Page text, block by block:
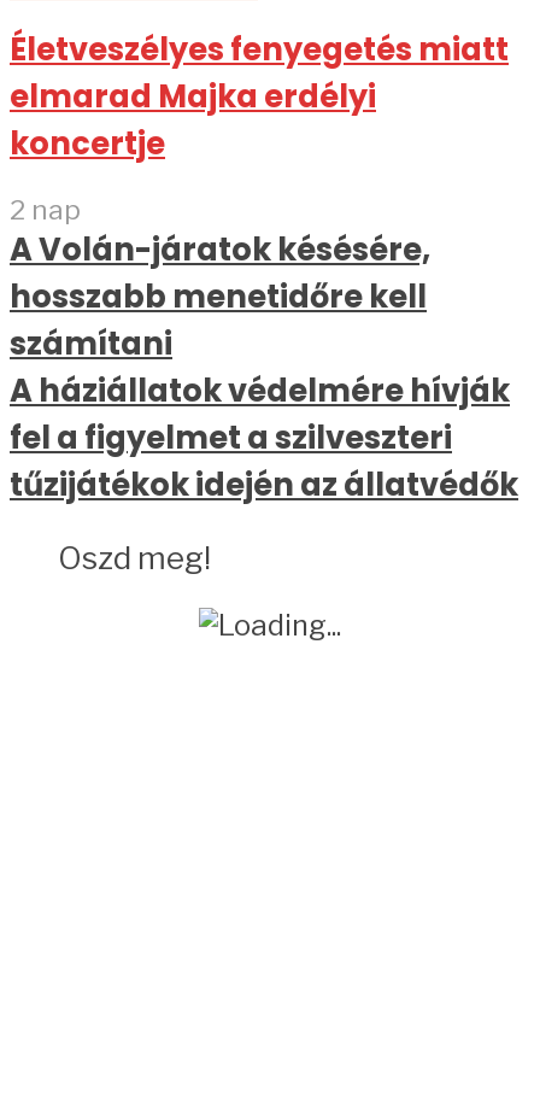
Életveszélyes fenyegetés miatt
elmarad Majka erdélyi
koncertje
2 nap
A Volán-járatok késésére,
hosszabb menetidőre kell
számítani
A háziállatok védelmére hívják
fel a figyelmet a szilveszteri
tűzijátékok idején az állatvédők
Oszd meg!